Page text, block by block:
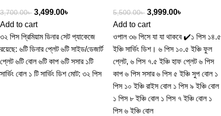
3,700.00৳ 3,499.00৳
Add to cart
৩২ পিস প্রিমিয়াম ডিনার সেট প্যাকেজে
রয়েছে: ৬টি ডিনার প্লেট ৬টি সাইড/ডেজার্ট
প্লেট ৬টি বোল ৬টি কাপ ৬টি সসার ১টি
সার্ভিং বোল ১ টি সার্ভিং ডিশ মোট: ৩২ পিস
5,500.00৳ 3,999.00৳
Add to cart
ওপাল ৩৬ পিসে যা যা থাকবে ✔️১ পিস ১৪.৫
ইঞ্চি সার্ভিং ডিশ। ৬ পিস ১০.৫ ইঞ্চি ফুল
প্লেট, ৬ পিস ৭.৫ ইঞ্চি হাফ প্লেট ৬ পিস
কাপ ৬ পিস সসার ৬ পিস ৫ ইঞ্চি সুপ বোল ১
পিস ১০ ইঞ্চি রাইস বোল ১ পিস ৯ ইঞ্চি বোল
১ পিস ৮ ইঞ্চি বোল ১ পিস ৭ ইঞ্চি বোল ১
পিস ৬ ইঞ্চি বোল